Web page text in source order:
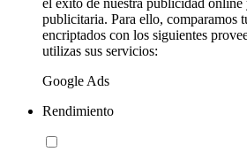
publicitaria. Para ello, comparamos
encriptados con los siguientes
utilizas sus servicios:
Google Ads
Rendimiento